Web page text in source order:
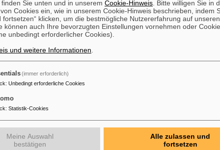
in Fachzeitschrift „Nature“: Meilenstein in der
sogenannter Spin zeigt – vergleichbar mit einer Kompassnadel – in eine
des damit einhergehenden sogenannten magnetischen Moments,
angestoßen, schwingt sie rhythmisch hin und her. In unserem Fall ist die
Forschung in geeigneten Bereichen sinnvoll sind. Eine Förderung von
beim Risikomanagement sicherheitskritischer Technologien in
Sie unten und in unserem Cookie-Hinweis . Bitte willigen Sie in
Cookies ein, wie in unserem Cookie-Hinweis beschrieben, indem
fortsetzen“ klicken, um die bestmögliche Nutzererfahrung auf
können auch Ihre bevorzugten Einstellungen vornehmen oder
unbedingt erforderlicher Cookies).
und weitere Informationen
(immer erforderlich)
: Unbedingt erforderliche Cookies
: Statistik-Cookies
Meine Auswahl
bestätigen
Alle zulassen und
fortsetzen